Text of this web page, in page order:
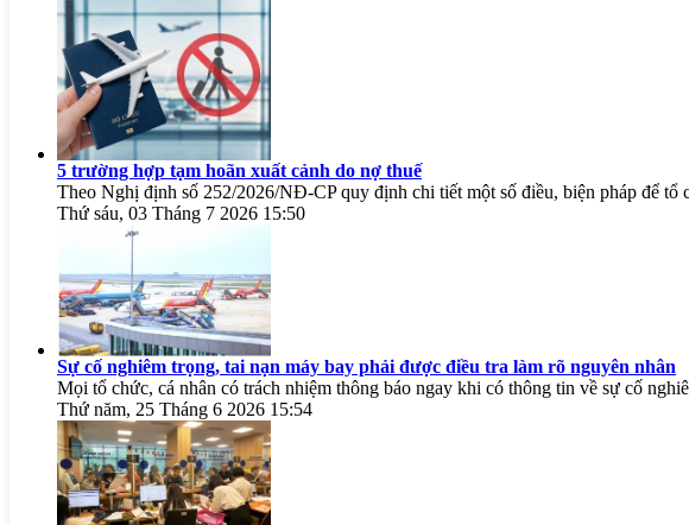
5 trường hợp tạm hoãn xuất cảnh do nợ thuế
Theo Nghị định số 252/2026/NĐ-CP quy định chi tiết một số điều, biện pháp để
Thứ sáu, 03 Tháng 7 2026 15:50
Sự cố nghiêm trọng, tai nạn máy bay phải được điều tra làm rõ nguyên nhân
Mọi tổ chức, cá nhân có trách nhiệm thông báo ngay khi có thông tin về sự cố
Thứ năm, 25 Tháng 6 2026 15:54